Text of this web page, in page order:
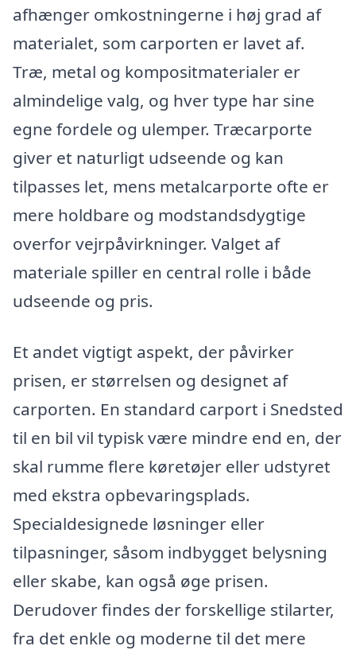
afhænger omkostningerne i høj grad af
materialet, som carporten er lavet af.
Træ, metal og kompositmaterialer er
almindelige valg, og hver type har sine
egne fordele og ulemper. Træcarporte
giver et naturligt udseende og kan
tilpasses let, mens metalcarporte ofte er
mere holdbare og modstandsdygtige
overfor vejrpåvirkninger. Valget af
materiale spiller en central rolle i både
udseende og pris.
Et andet vigtigt aspekt, der påvirker
prisen, er størrelsen og designet af
carporten. En standard carport i Snedsted
til en bil vil typisk være mindre end en, der
skal rumme flere køretøjer eller udstyret
med ekstra opbevaringsplads.
Specialdesignede løsninger eller
tilpasninger, såsom indbygget belysning
eller skabe, kan også øge prisen.
Derudover findes der forskellige stilarter,
fra det enkle og moderne til det mere